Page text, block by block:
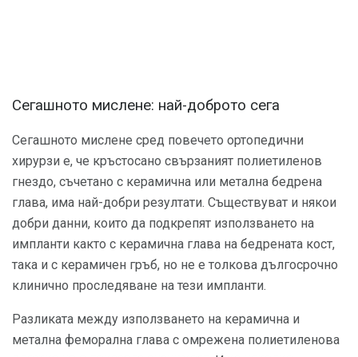
Сегашното мислене: най-доброто сега
Сегашното мислене сред повечето ортопедични
хирурзи е, че кръстосано свързаният полиетиленов
гнездо, съчетано с керамична или метална бедрена
глава, има най-добри резултати. Съществуват и някои
добри данни, които да подкрепят използването на
импланти както с керамична глава на бедрената кост,
така и с керамичен гръб, но не е толкова дългосрочно
клинично проследяване на тези импланти.
Разликата между използването на керамична и
метална феморална глава с омрежена полиетиленова